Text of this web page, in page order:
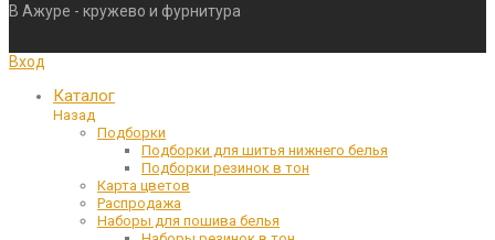
В Ажуре - кружево и фурнитура
Вход
Каталог
Назад
Подборки
Подборки для шитья нижнего белья
Подборки резинок в тон
Карта цветов
Распродажа
Наборы для пошива белья